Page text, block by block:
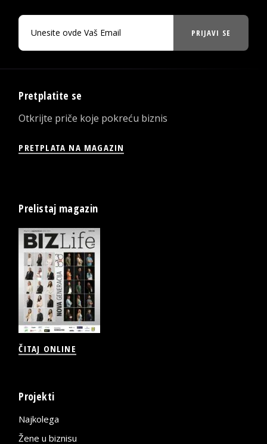
PRIJAVI SE
Pretplatite se
Otkrijte priče koje pokreću biznis
PRETPLATA NA MAGAZIN
Prelistaj magazin
ČITAJ ONLINE
Projekti
Najkolega
Žene u biznisu